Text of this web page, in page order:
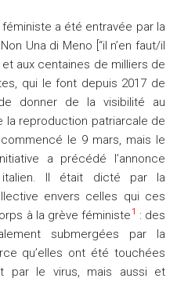
a été entravée par la
Una di Meno [“il n’en faut/il
et aux centaines de milliers de
qui le font depuis 2017 de
donner de la visibilité au
la reproduction patriarcale de
le 9 mars, mais le
a précédé l’annonce
italien. Il était dicté par la
envers celles qui ces
à la grève féministe1 : des
submergées par la
qu’elles ont été touchées
par le virus, mais aussi et